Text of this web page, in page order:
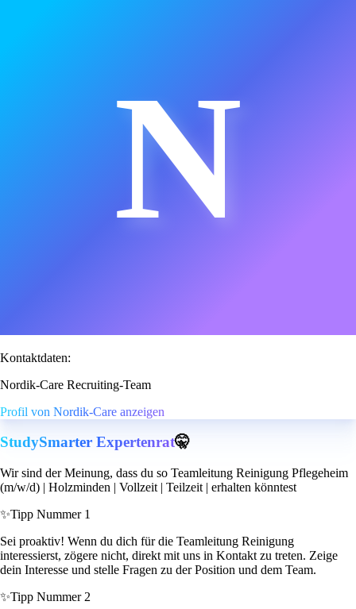
N
Kontaktdaten:
Nordik-Care Recruiting-Team
Profil von Nordik-Care anzeigen
StudySmarter Expertenrat🤫
Wir sind der Meinung, dass du so Teamleitung Reinigung Pflegeheim
(m/w/d) | Holzminden | Vollzeit | Teilzeit | erhalten könntest
✨Tipp Nummer 1
Sei proaktiv! Wenn du dich für die Teamleitung Reinigung
interessierst, zögere nicht, direkt mit uns in Kontakt zu treten. Zeige
dein Interesse und stelle Fragen zu der Position und dem Team.
✨Tipp Nummer 2